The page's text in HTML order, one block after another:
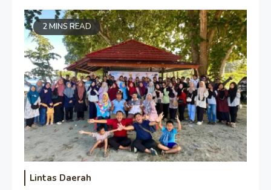
2 MINS READ
Lintas Daerah